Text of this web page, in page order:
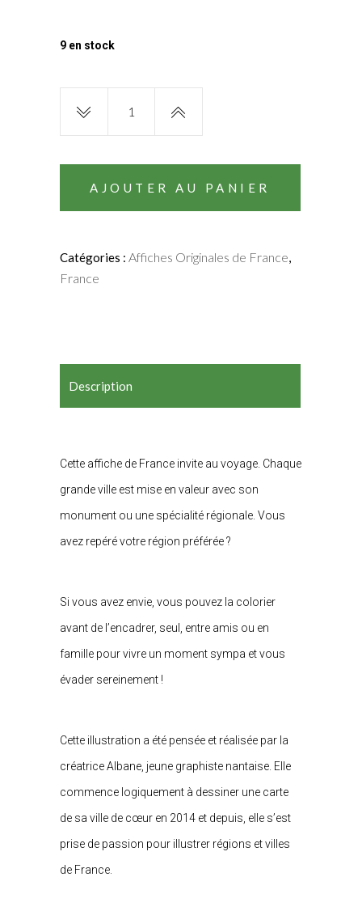
9 en stock
France
AJOUTER AU PANIER
Catégories : Affiches Originales de France,
France
Description
Cette affiche de France invite au voyage. Chaque
grande ville est mise en valeur avec son
monument ou une spécialité régionale. Vous
avez repéré votre région préférée ?
Si vous avez envie, vous pouvez la colorier
avant de l’encadrer, seul, entre amis ou en
famille pour vivre un moment sympa et vous
évader sereinement !
Cette illustration a été pensée et réalisée par la
créatrice Albane, jeune graphiste nantaise. Elle
commence logiquement à dessiner une carte
de sa ville de cœur en 2014 et depuis, elle s’est
prise de passion pour illustrer régions et villes
de France.